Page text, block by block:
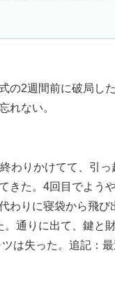
の2週間前に破局し
れない。
わりかけてて、引
きた。4回目でよう
わりに寝袋から飛
通りに出て、鍵と
は失った。追記：